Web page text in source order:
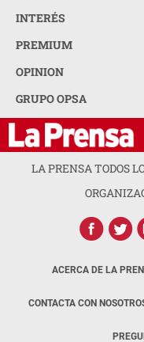
INTERÉS
PREMIUM
OPINION
GRUPO OPSA
LA PRENSA TODOS
ACERCA DE LA
CONTACTA CON